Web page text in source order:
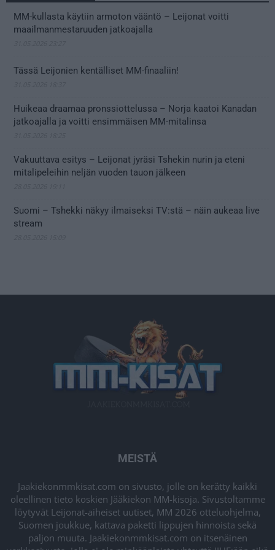
MM-kullasta käytiin armoton vääntö – Leijonat voitti
maailmanmestaruuden jatkoajalla
Tässä Leijonien kentälliset MM-finaaliin!
Huikeaa draamaa pronssiottelussa – Norja kaatoi Kanadan
jatkoajalla ja voitti ensimmäisen MM-mitalinsa
Vakuuttava esitys – Leijonat jyräsi Tshekin nurin ja eteni
mitalipeleihin neljän vuoden tauon jälkeen
Suomi – Tshekki näkyy ilmaiseksi TV:stä – näin aukeaa live
stream
MEISTÄ
Jaakiekonmmkisat.com on sivusto, jolle on kerätty kaikki
oleellinen tieto koskien Jääkiekon MM-kisoja. Sivustoltamme
löytyvät Leijonat-aiheiset uutiset, MM 2026 otteluohjelma,
Suomen joukkue, kattava paketti lippujen hinnoista sekä
paljon muuta. Jaakiekonmmkisat.com on itsenäinen